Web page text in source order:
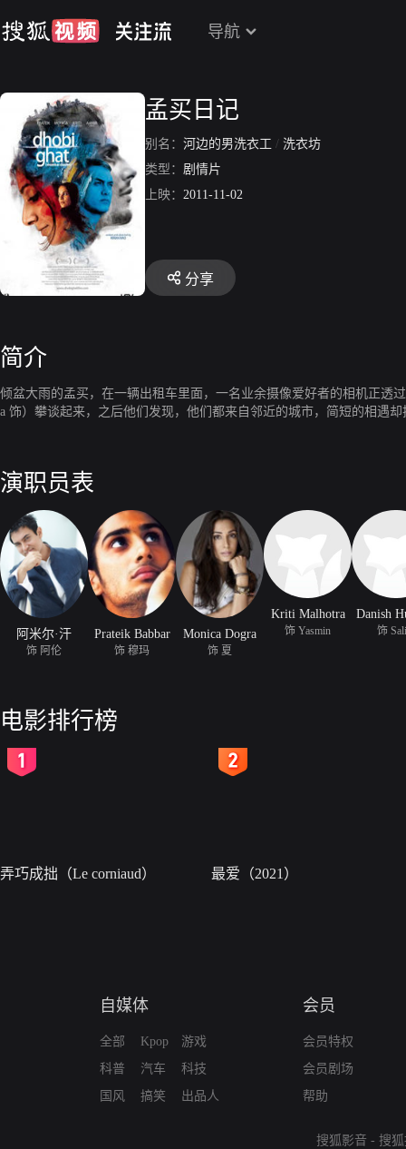
导航
孟买日记
别名： 河边的男洗衣工 / 洗衣坊
类型： 剧情片
上映： 2011-11-02
分享
简介
倾盆大雨的孟买，在一辆出租车里面，一名业余摄像爱好者的相机正透
a 饰）攀谈起来，之后他们发现，他们都来自邻近的城市，简短的相遇
演职员表
阿米尔·汗
饰 阿伦
Prateik Babbar
饰 穆玛
Monica Dogra
饰 夏
Kriti Malhotra
饰 Yasmin
Danish
饰
电影排行榜
弄巧成拙（Le corniaud） 最爱（2021）
自媒体
全部
科普
国风
Kpop
汽车
搞笑
游戏
科技
出品人
会员
会员特权
会员剧场
帮助
搜狐影音 - 搜